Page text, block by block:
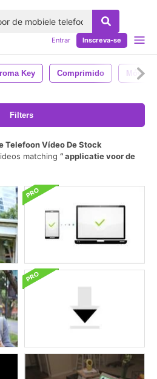
Entrar Inscreva-se
Key Comprimido Móvel
Filters
Telefoon Vídeo De Stock
matching
applicatie voor de